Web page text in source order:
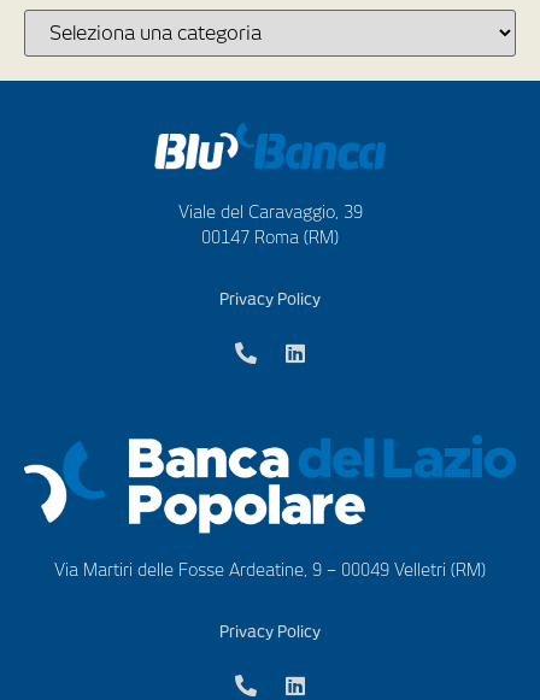
Viale del Caravaggio, 39
00147 Roma (RM)
Privacy Policy
Via Martiri delle Fosse Ardeatine, 9 – 00049 Velletri (RM)
Privacy Policy